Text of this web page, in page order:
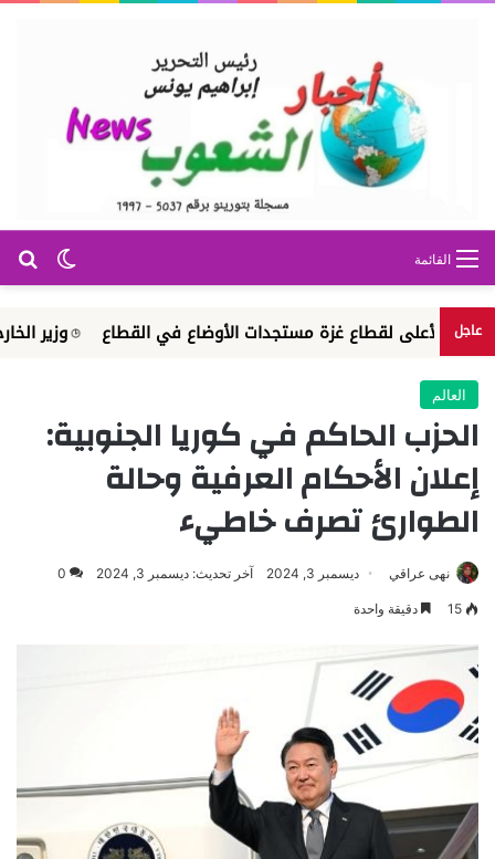
الوضع القائمة
عاجل لقطاع غزة مستجدات الأوضاع في القطاع وزير الخارجية
العالم
الحزب الحاكم في كوريا الجنوبية:
إعلان الأحكام العرفية وحالة
الطوارئ تصرف خاطيء
نهى عراقي ديسمبر 3, 2024 آخر تحديث: ديسمبر 3, 2024 0
15 دقيقة واحدة